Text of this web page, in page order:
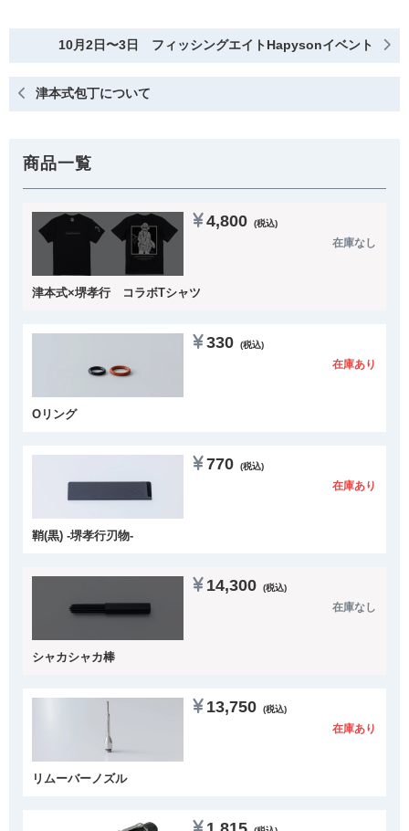
10月2日〜3日 フィッシングエイトHapysonイベント
津本式包丁について
商品一覧
4,800 (税込)
在庫なし
津本式×堺孝行 コラボTシャツ
330 (税込)
在庫あり
Oリング
770 (税込)
在庫あり
鞘(黒) -堺孝行刃物-
14,300 (税込)
在庫なし
シャカシャカ棒
13,750 (税込)
在庫あり
リムーバーノズル